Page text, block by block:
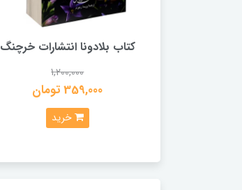
کتاب بلادونا انتشارات خرچنگ
1,200,000
359,000 تومان
خرید